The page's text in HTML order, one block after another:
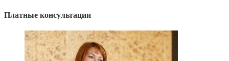
Платные консультации